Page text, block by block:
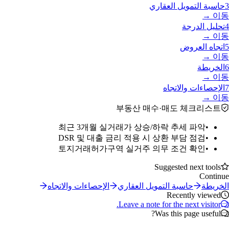
3حاسبة التمويل العقاري
이동 →
4تحليل الدرجة
이동 →
5 اتجاه العروض
이동 →
6 الخريطة
이동 →
7 الإحصاءات والاتجاه
이동 →
부동산 매수·매도 체크리스트
•
최근 3개월 실거래가 상승/하락 추세 파악
•
DSR 및 대출 금리 적용 시 상환 부담 점검
•
토지거래허가구역 실거주 의무 조건 확인
Suggested next tools
Continue
الخريطة
حاسبة التمويل العقاري
الإحصاءات والاتجاه
Recently viewed
Leave a note for the next visitor.
Was this page useful?